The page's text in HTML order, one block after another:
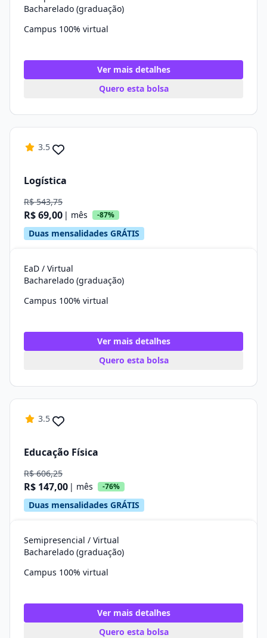
Bacharelado (graduação)
Campus 100% virtual
Ver mais detalhes
Quero esta bolsa
3.5
Logística
R$ 543,75
R$ 69,00 | mês -87%
Duas mensalidades GRÁTIS
EaD / Virtual
Bacharelado (graduação)
Campus 100% virtual
Ver mais detalhes
Quero esta bolsa
3.5
Educação Física
R$ 606,25
R$ 147,00 | mês -76%
Duas mensalidades GRÁTIS
Semipresencial / Virtual
Bacharelado (graduação)
Campus 100% virtual
Ver mais detalhes
Quero esta bolsa